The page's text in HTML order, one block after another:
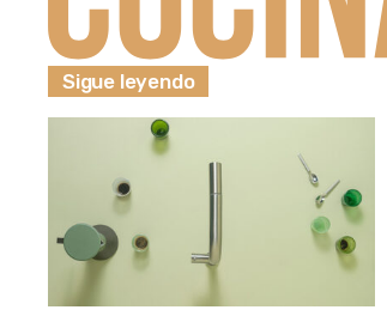
Sigue leyendo